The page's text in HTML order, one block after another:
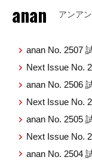
anan アンアン
anan No. 2507
Next Issue No.
anan No. 2506
Next Issue No.
anan No. 2505
Next Issue No.
anan No. 2504